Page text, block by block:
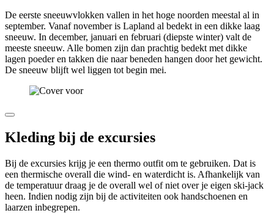
De eerste sneeuwvlokken vallen in het hoge noorden meestal al in
september. Vanaf november is Lapland al bedekt in een dikke laag
sneeuw. In december, januari en februari (diepste winter) valt de
meeste sneeuw. Alle bomen zijn dan prachtig bedekt met dikke
lagen poeder en takken die naar beneden hangen door het gewicht.
De sneeuw blijft wel liggen tot begin mei.
Kleding bij de excursies
Bij de excursies krijg je een thermo outfit om te gebruiken. Dat is
een thermische overall die wind- en waterdicht is. Afhankelijk van
de temperatuur draag je de overall wel of niet over je eigen ski-jack
heen. Indien nodig zijn bij de activiteiten ook handschoenen en
laarzen inbegrepen.